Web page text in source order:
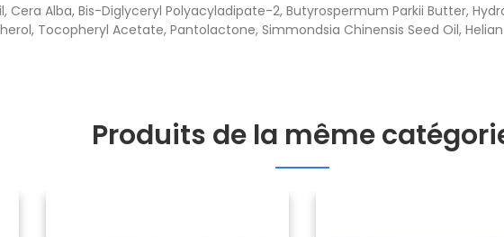
Cera Alba, Bis-Diglyceryl Polyacyladipate-2, Butyrospermum Parkii Butter,
Tocopheryl Acetate, Pantolactone, Simmondsia Chinensis Seed Oil,
Produits de la même